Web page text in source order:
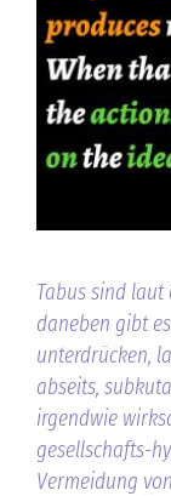
Tabus sind laut
daneben gibt
unterdrücken,
abseits,
irgendwie
gesellschafts-
Vermeidung